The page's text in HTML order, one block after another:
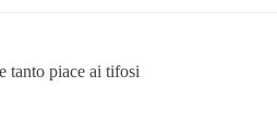
tanto piace ai tifosi